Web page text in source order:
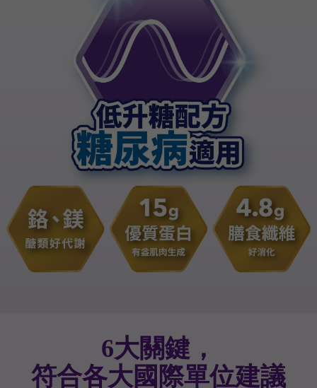
6大關鍵，
符合各大國際單位建議